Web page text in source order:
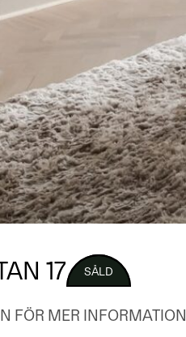
17 SÅLD
FÖR MER INFORMATION